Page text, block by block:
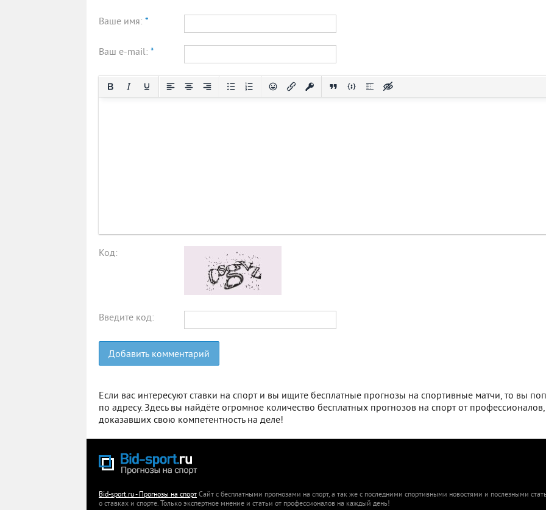
Ваше имя: *
Ваш e-mail: *
Код:
Введите код:
Добавить комментарий
Если вас интересуют ставки на спорт и вы ищите бесплатные прогнозы на спортивные матчи, то вы
по адресу. Здесь вы найдёте огромное количество бесплатных прогнозов на спорт от профессионалов,
доказавших свою компетентность на деле!
Bid-sport.ru - Прогнозы на спорт Сайт с бесплатными прогнозами на спорт, а так же с последними спортивными новостями и послезными
о ставках и спорте. Только экспертное мнение и статьи от профессионалов на каждый день!